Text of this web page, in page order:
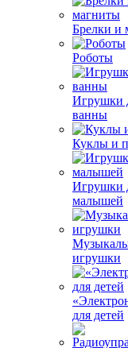
Брелки и
Роботы
Игрушки
ванны
Куклы и
Игрушки
малышей
игрушки
для детей